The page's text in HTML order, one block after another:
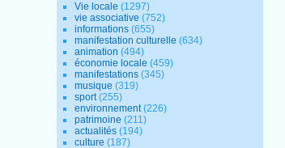
Vie locale (1297)
vie associative (752)
informations (655)
manifestation culturelle (634)
animation (494)
économie locale (459)
manifestations (345)
musique (319)
sport(255)
environnement(226)
patrimoine (211)
actualités (194)
culture (187)